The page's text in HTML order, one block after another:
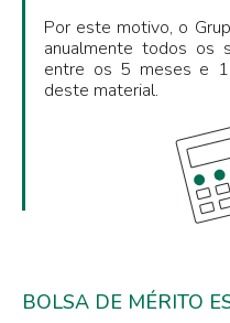
Por este motivo, o
anualmente todos os
entre os 5 meses e
deste material.
BOLSA DE MÉRITO